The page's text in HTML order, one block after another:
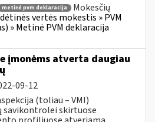
metinė pvm deklaracija
Mokesčių
vertės mokestis » PVM
» Metinė PVM deklaracija
įmonėms atverta daugiau
09-12
(toliau – VMI)
skirtuose